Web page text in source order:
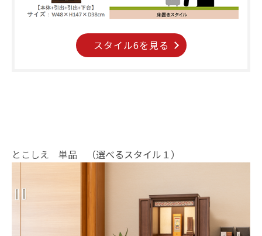
スタイル6を見る
とこしえ 単品 （選べるスタイル１）